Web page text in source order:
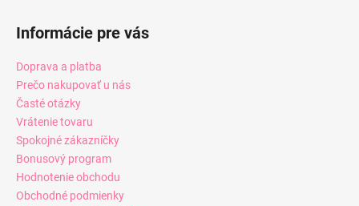
Informácie pre vás
Doprava a platba
Prečo nakupovať u nás
Časté otázky
Vrátenie tovaru
Spokojné zákazníčky
Bonusový program
Hodnotenie obchodu
Obchodné podmienky